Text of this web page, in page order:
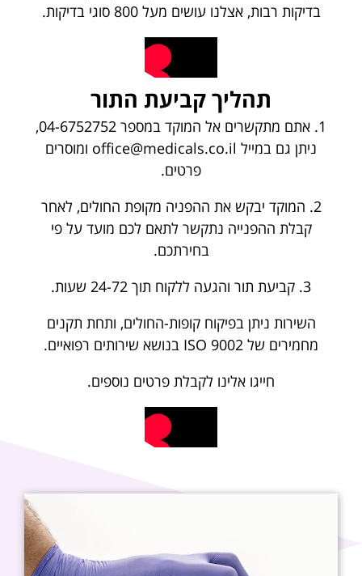
בדיקות רבות, אצלנו עושים מעל 800 סוגי בדיקות.
תהליך קביעת התור
אתם מתקשרים אל המוקד במספר 04-6752752
,
ניתן גם במייל office@medicals.co.il ומוסרים
פרטים.
המוקד יבקש את ההפניה מקופת החולים, לאחר
קבלת ההפנייה נתקשר לתאם לכם מועד על פי
בחירתכם.
קביעת תור והגעה ללקוח תוך 24-72 שעות.
השירות ניתן בפיקוח קופות-החולים, ותחת תקנים
מחמירים של ISO 9002 בנושא שירותים רפואיים.
חייגו אלינו לקבלת פרטים נוספים.